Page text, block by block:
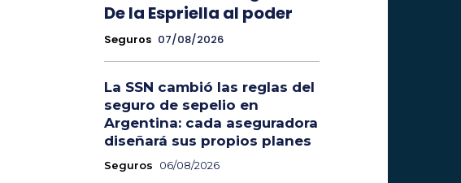
De la Espriella al poder
Seguros 07/08/2026
La SSN cambió las reglas del
seguro de sepelio en
Argentina: cada aseguradora
diseñará sus propios planes
Seguros 06/08/2026